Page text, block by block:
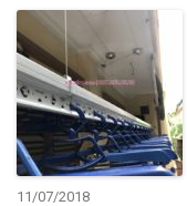
11/07/2018